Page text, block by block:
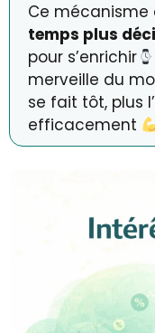
Ce mécanisme
temps plus
pour s’enrichir
merveille du
se fait tôt, plus
efficacement